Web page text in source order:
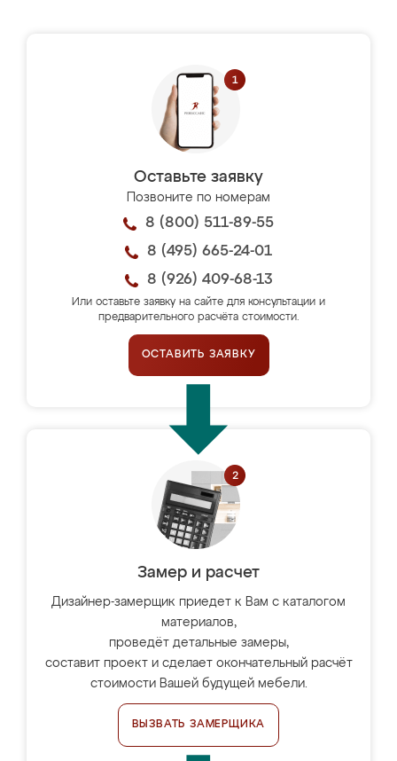
Оставьте заявку
Позвоните по номерам
8 (800) 511-89-55
8 (495) 665-24-01
8 (926) 409-68-13
Или оставьте заявку на сайте для консультации и
предварительного расчёта стоимости.
ОСТАВИТЬ ЗАЯВКУ
Замер и расчет
Дизайнер-замерщик приедет к Вам с каталогом
материалов,
проведёт детальные замеры,
составит проект и сделает окончательный расчёт
стоимости Вашей будущей мебели.
ВЫЗВАТЬ ЗАМЕРЩИКА